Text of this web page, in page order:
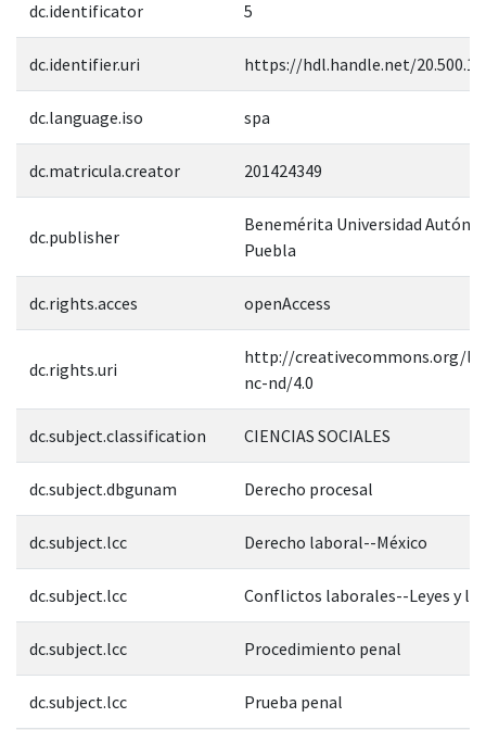
dc.identificator 5
dc.identifier.uri https://hdl.handle.net/
dc.language.iso spa
dc.matricula.creator 201424349
dc.publisher
Benemérita Universidad
Puebla
dc.rights.acces openAccess
dc.rights.uri
http://creativecommons.org/
nc-nd/4.0
dc.subject.classification CIENCIAS SOCIALES
dc.subject.dbgunam Derecho procesal
dc.subject.lcc Derecho laboral--México
dc.subject.lcc Conflictos laborales--Leyes y
dc.subject.lcc Procedimiento penal
dc.subject.lcc Prueba penal